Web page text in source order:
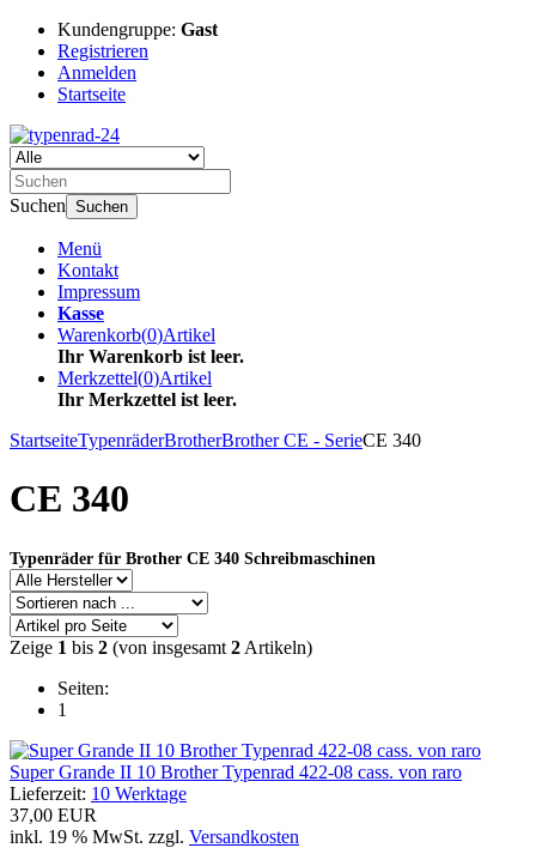
Kundengruppe: Gast
Registrieren
Anmelden
Startseite
Suchen Suchen
Menü
Kontakt
Impressum
Kasse
Warenkorb(0)Artikel
Ihr Warenkorb ist leer.
Merkzettel(0)Artikel
Ihr Merkzettel ist leer.
StartseiteTypenräderBrotherBrother CE - SerieCE 340
CE 340
Typenräder für Brother CE 340 Schreibmaschinen
Zeige 1 bis 2 (von insgesamt 2 Artikeln)
Seiten:
1
Super Grande II 10 Brother Typenrad 422-08 cass. von raro
Lieferzeit: 10 Werktage
37,00 EUR
inkl. 19 % MwSt. zzgl. Versandkosten